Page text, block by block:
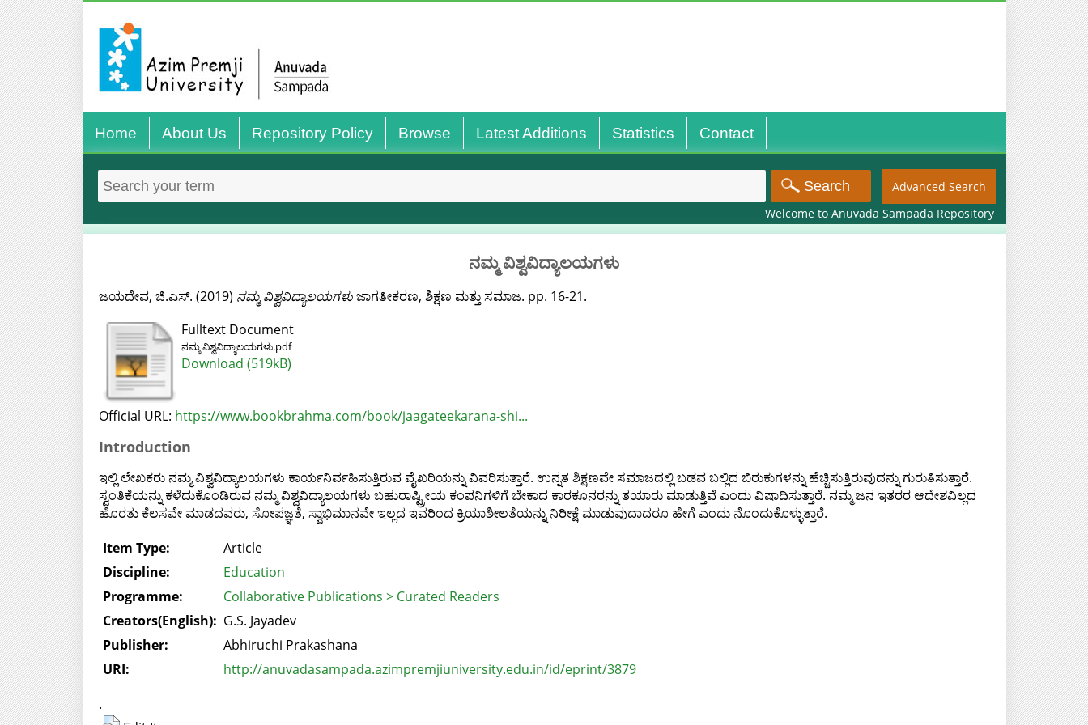
Home About Us Repository Policy Browse Latest Additions Statistics Contact
Advanced Search
Welcome to Anuvada Sampada Repository
ನಮ್ಮ ವಿಶ್ವವಿದ್ಯಾಲಯಗಳು
ಜಯದೇವ, ಜಿ.ಎಸ್. (2019) ನಮ್ಮ ವಿಶ್ವವಿದ್ಯಾಲಯಗಳುಜಾಗತೀಕರಣ, ಶಿಕ್ಷಣ ಮತ್ತು ಸಮಾಜ. pp. 16-21.
Fulltext Document
ನಮ್ಮ ವಿಶ್ವವಿದ್ಯಾಲಯಗಳು.pdf
Download (519kB)
Official URL: https://www.bookbrahma.com/book/jaagateekarana-shi...
Introduction
ಇಲ್ಲಿ ಲೇಖಕರು ನಮ್ಮ ವಿಶ್ವವಿದ್ಯಾಲಯಗಳು ಕಾರ್ಯನಿರ್ವಹಿಸುತ್ತಿರುವ ವೈಖರಿಯನ್ನು ವಿವರಿಸುತ್ತಾರೆ. ಉನ್ನತ ಶಿಕ್ಷಣವೇ ಸಮಾಜದಲ್ಲಿ ಬಡವ ಬಲ್ಲಿದ ಬಿರುಕುಗಳನ್ನು ಹೆಚ್ಚಿಸುತ್ತಿರುವುದನ್ನು ಗುರುತಿಸುತ್ತಾರೆ.
ಸ್ವಂತಿಕೆಯನ್ನು ಕಳೆದುಕೊಂಡಿರುವ ನಮ್ಮ ವಿಶ್ವವಿದ್ಯಾಲಯಗಳು ಬಹುರಾಷ್ಟ್ರೀಯ ಕಂಪನಿಗಳಿಗೆ ಬೇಕಾದ ಕಾರಕೂನರನ್ನು ತಯಾರು ಮಾಡುತ್ತಿವೆ ಎಂದು ವಿಷಾದಿಸುತ್ತಾರೆ. ನಮ್ಮ ಜನ ಇತರರ ಆದೇಶವಿಲ್ಲದ
ಹೊರತು ಕೆಲಸವೇ ಮಾಡದವರು, ಸೋಪಜ್ಞತೆ, ಸ್ವಾಭಿಮಾನವೇ ಇಲ್ಲದ ಇವರಿಂದ ಕ್ರಿಯಾಶೀಲತೆಯನ್ನು ನಿರೀಕ್ಷೆ ಮಾಡುವುದಾದರೂ ಹೇಗೆ ಎಂದು ನೊಂದುಕೊಳ್ಳುತ್ತಾರೆ.
Item Type:
Article
Discipline:
Education
Programme:
Collaborative Publications > Curated Readers
Creators(English): G.S. Jayadev
Publisher:
Abhiruchi Prakashana
URI:
http://anuvadasampada.azimpremjiuniversity.edu.in/id/eprint/3879
.